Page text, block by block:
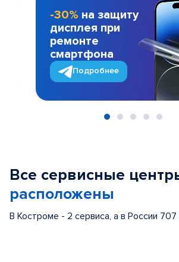
-30% на защиту
дисплея при
ремонте
смартфона
Подробнее
Все сервисные
расположены
В Костроме - 2 сервиса, а в России 707